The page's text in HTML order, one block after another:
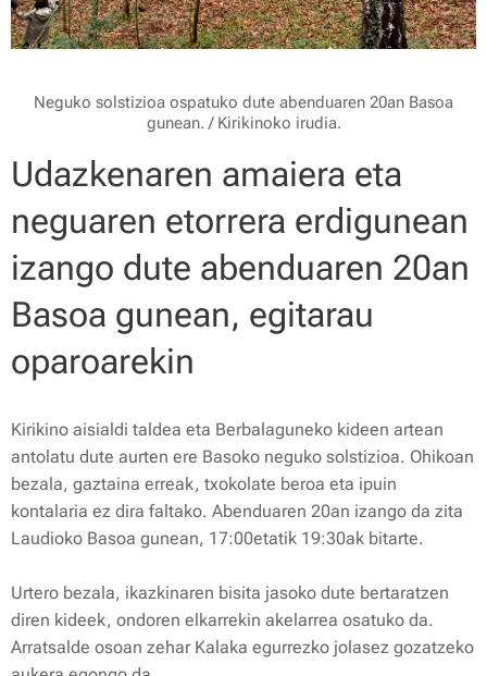
Neguko solstizioa ospatuko dute abenduaren 20an Basoa
gunean. / Kirikinoko irudia.
Udazkenaren amaiera eta
neguaren etorrera erdigunean
izango dute abenduaren 20an
Basoa gunean, egitarau
oparoarekin
Kirikino aisialdi taldea eta Berbalaguneko kideen artean
antolatu dute aurten ere Basoko neguko solstizioa. Ohikoan
bezala, gaztaina erreak, txokolate beroa eta ipuin
kontalaria ez dira faltako. Abenduaren 20an izango da zita
Laudioko Basoa gunean, 17:00etatik 19:30ak bitarte.
Urtero bezala, ikazkinaren bisita jasoko dute bertaratzen
diren kideek, ondoren elkarrekin akelarrea osatuko da.
Arratsalde osoan zehar Kalaka egurrezko jolasez gozatzeko